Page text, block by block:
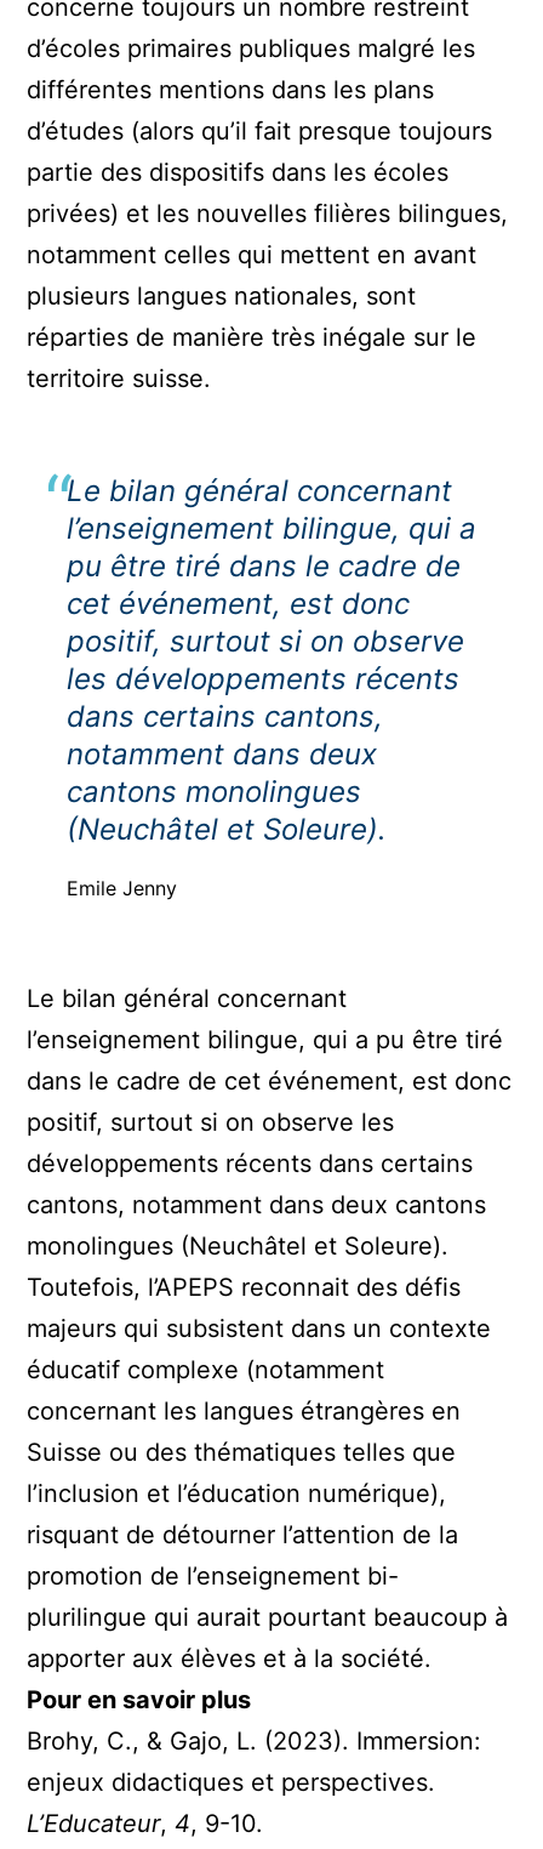
concerne toujours un nombre restreint
d’écoles primaires publiques malgré les
différentes mentions dans les plans
d’études (alors qu’il fait presque toujours
partie des dispositifs dans les écoles
privées) et les nouvelles filières bilingues,
notamment celles qui mettent en avant
plusieurs langues nationales, sont
réparties de manière très inégale sur le
territoire suisse.
Le bilan général concernant
l’enseignement bilingue, qui a
pu être tiré dans le cadre de
cet événement, est donc
positif, surtout si on observe
les développements récents
dans certains cantons,
notamment dans deux
cantons monolingues
(Neuchâtel et Soleure).
Emile Jenny
Le bilan général concernant
l’enseignement bilingue, qui a pu être tiré
dans le cadre de cet événement, est donc
positif, surtout si on observe les
développements récents dans certains
cantons, notamment dans deux cantons
monolingues (Neuchâtel et Soleure).
Toutefois, l’APEPS reconnait des défis
majeurs qui subsistent dans un contexte
éducatif complexe (notamment
concernant les langues étrangères en
Suisse ou des thématiques telles que
l’inclusion et l’éducation numérique),
risquant de détourner l’attention de la
promotion de l’enseignement bi-
plurilingue qui aurait pourtant beaucoup à
apporter aux élèves et à la société.
Pour en savoir plus
Brohy, C., & Gajo, L. (2023). Immersion:
enjeux didactiques et perspectives.
L’Educateur,4, 9-10.